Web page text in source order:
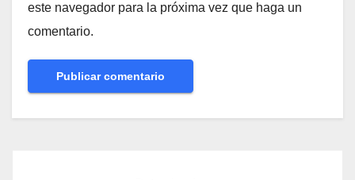
este navegador para la próxima vez que haga un
comentario.